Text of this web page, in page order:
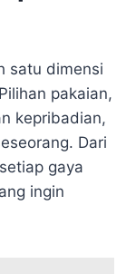
satu dimensi
pakaian,
kepribadian,
Dari
gaya
ingin